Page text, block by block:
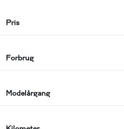
Pris
Forbrug
Modelårgang